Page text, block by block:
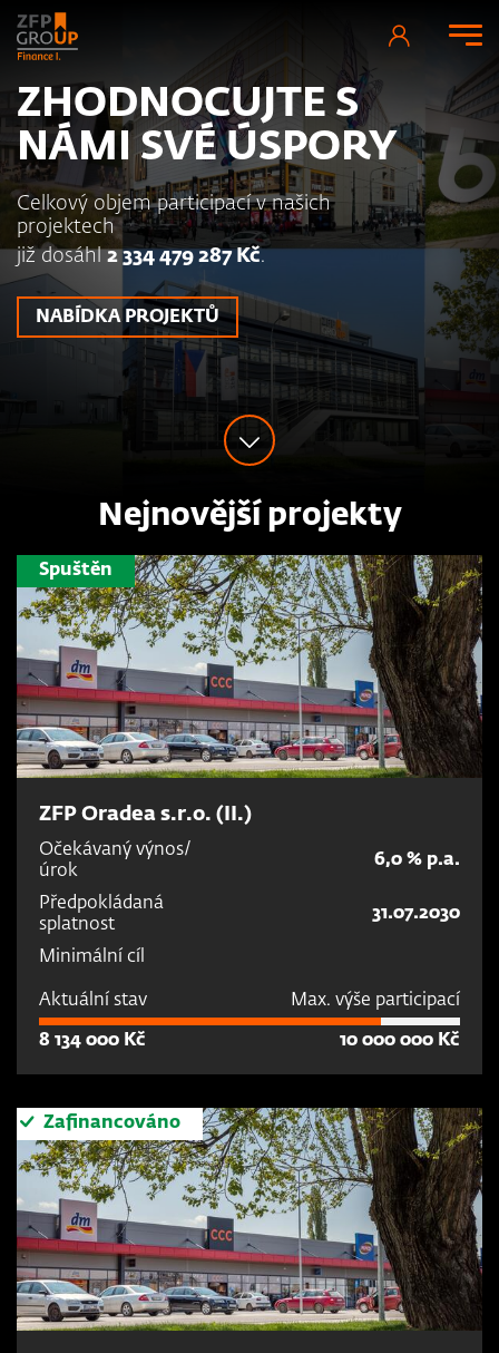
ZHODNOCUJTE S
NÁMI SVÉ ÚSPORY
Celkový objem participací v našich
projektech
již dosáhl2 334 479 287 Kč.
NABÍDKA PROJEKTŮ
Nejnovější projekty
Spuštěn
ZFP Oradea s.r.o. (II.)
Očekávaný výnos/
úrok
6,0 % p.a.
Předpokládaná
splatnost
31.07.2030
Minimální cíl
Aktuální stav Max. výše participací
8 134 000 Kč 10 000 000 Kč
Zafinancováno